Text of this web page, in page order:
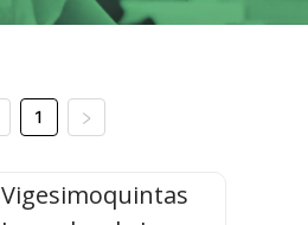
1
Vigesimoquintas